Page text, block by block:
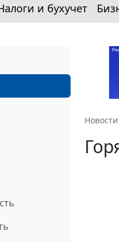
и бухучет